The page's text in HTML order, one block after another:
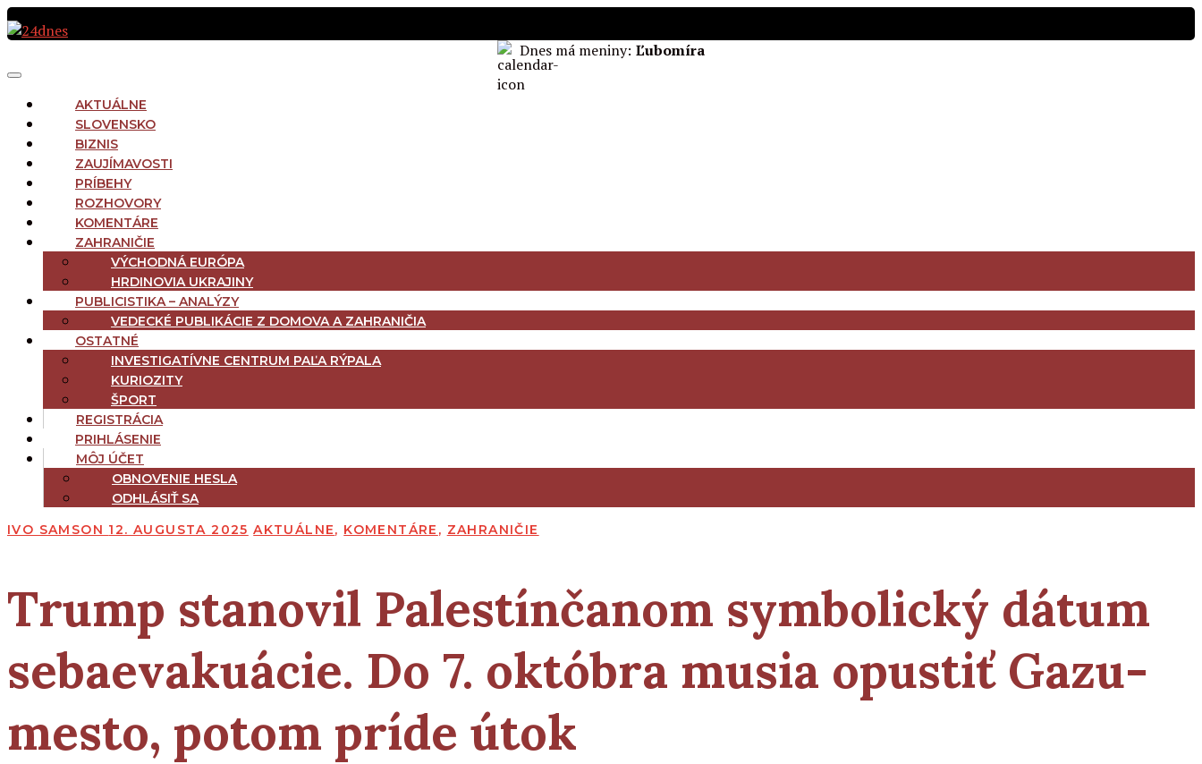
Preskočiť
na
Dnes má meniny: Ľubomíra
Menu
AKTUÁLNE
SLOVENSKO
BIZNIS
ZAUJÍMAVOSTI
PRÍBEHY
ROZHOVORY
KOMENTÁRE
ZAHRANIČIE
VÝCHODNÁ EURÓPA
HRDINOVIA UKRAJINY
PUBLICISTIKA – ANALÝZY
VEDECKÉ PUBLIKÁCIE Z DOMOVA A ZAHRANIČIA
OSTATNÉ
INVESTIGATÍVNE CENTRUM PAĽA RÝPALA
KURIOZITY
ŠPORT
REGISTRÁCIA
PRIHLÁSENIE
MÔJ ÚČET
OBNOVENIE HESLA
ODHLÁSIŤ SA
IVO SAMSON 12. AUGUSTA 2025 AKTUÁLNE, KOMENTÁRE , ZAHRANIČIE
Trump stanovil Palestínčanom symbolický dátum
sebaevakuácie. Do 7. októbra musia opustiť Gazu-
mesto, potom príde útok